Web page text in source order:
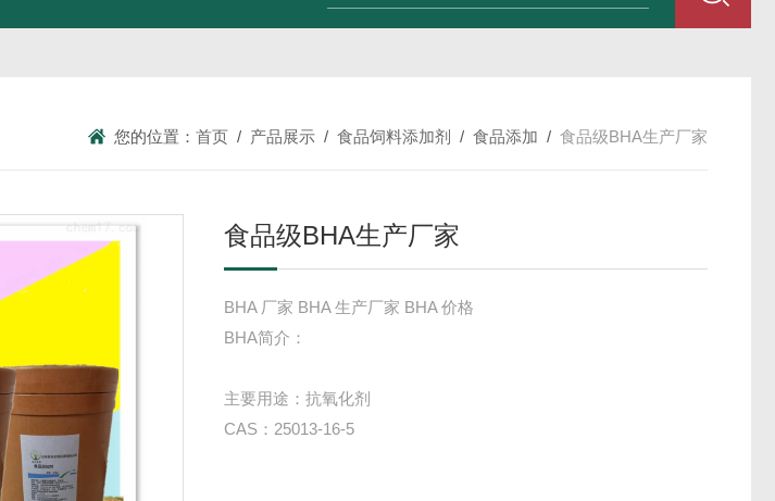
您的位置： 首页 / 产品展示 / 食品饲料添加剂 / 食品添加 / 食品级BHA生产厂家
食品级BHA生产厂家
BHA 厂家 BHA 生产厂家 BHA 价格
BHA简介：
主要用途：抗氧化剂
CAS：25013-16-5